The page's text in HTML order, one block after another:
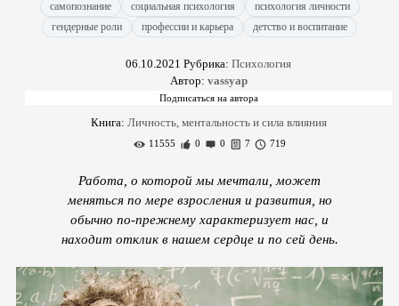
самопознание социальная психология
психология личности
гендерные роли
профессии и карьера детство и воспитание
06.10.2021 Рубрика: Психология
Автор: vassyap
Книга: Личность, ментальность и сила влияния
11555 0 0 7 719
Работа, о которой мы мечтали, может
меняться по мере взросления и развития, но
обычно по-прежнему характеризует нас, и
находит отклик в нашем сердце и по сей день.